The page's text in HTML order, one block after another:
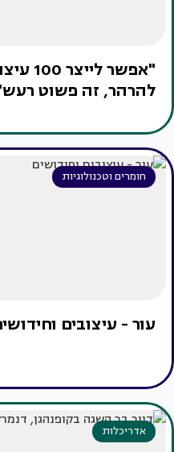
"אפשר
להרהר, זה פשוט
חומרים וטכנולוגיות
עור - עיצובים
אדריכלות